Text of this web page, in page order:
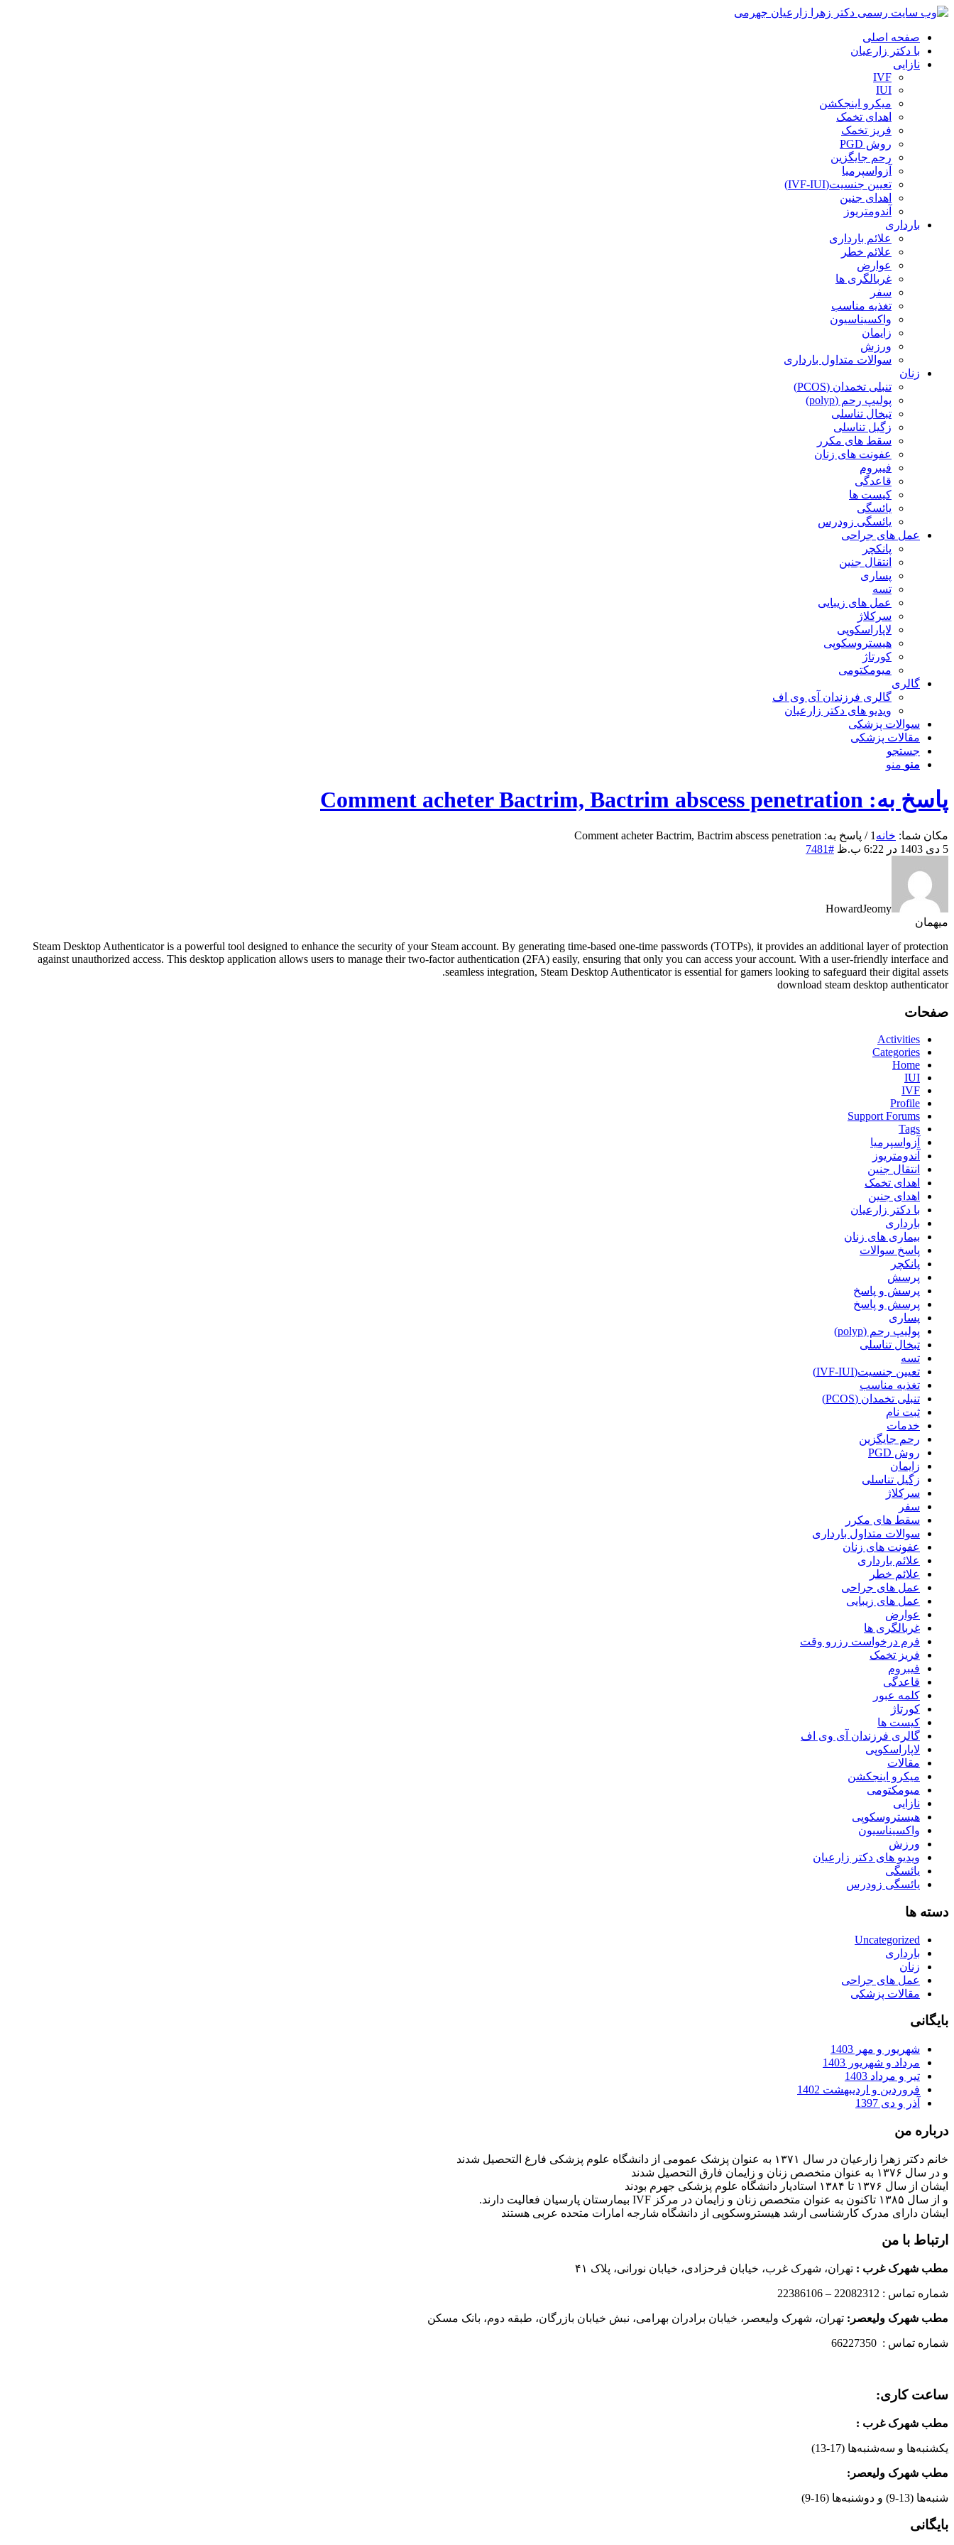
صفحه اصلی
با دکتر زارعیان
نازایی
IVF
IUI
میکرو اینجکشن
اهدای تخمک
فریز تخمک
روش PGD
رحم جایگزین
آزواسپرمیا
تعیین جنسیت(IVF-IUI)
اهدای جنین
آندومتریوز
بارداری
علائم بارداری
علائم خطر
عوارض
غربالگری ها
سفر
تغذیه مناسب
واکسیناسیون
زایمان
ورزش
سوالات متداول بارداری
زنان
تنبلی تخمدان (PCOS)
پولیپ رحم (polyp)
تبخال تناسلی
زگیل تناسلی
سقط های مکرر
عفونت های زنان
فیبروم
قاعدگی
کیست ها
یائسگی
یائسگی زودرس
عمل های جراحی
پانکچر
انتقال جنین
پساری
تسه
عمل های زیبایی
سرکلاژ
لاپاراسکوپی
هیستروسکوپی
کورتاژ
میومکتومی
گالری
گالری فرزندان آی وی اف
ویدیو های دکتر زارعیان
سوالات پزشکی
مقالات پزشکی
جستجو
منو منو
پاسخ به: Comment acheter Bactrim, Bactrim abscess penetration
مکان شما: خانه 1
/ پاسخ به: Comment acheter Bactrim, Bactrim abscess penetration
5 دی 1403 در 6:22 ب.ظ
#7481
HowardJeomy
میهمان
Steam Desktop Authenticator is a powerful tool designed to enhance the security of your Steam account. By generating time-based one-time passwords (TOTPs), it provides an additional layer of protection
against unauthorized access. This desktop application allows users to manage their two-factor authentication (2FA) easily, ensuring that only you can access your account. With a user-friendly interface and
seamless integration, Steam Desktop Authenticator is essential for gamers looking to safeguard their digital assets.
download steam desktop authenticator
صفحات
Activities
Categories
Home
IUI
IVF
Profile
Support Forums
Tags
آزواسپرمیا
آندومتریوز
انتقال جنین
اهدای تخمک
اهدای جنین
با دکتر زارعیان
بارداری
بیماری های زنان
پاسخ سوالات
پانکچر
پرسش
پرسش و پاسخ
پرسش و پاسخ
پساری
پولیپ رحم (polyp)
تبخال تناسلی
تسه
تعیین جنسیت(IVF-IUI)
تغذیه مناسب
تنبلی تخمدان (PCOS)
ثبت نام
خدمات
رحم جایگزین
روش PGD
زایمان
زگیل تناسلی
سرکلاژ
سفر
سقط های مکرر
سوالات متداول بارداری
عفونت های زنان
علائم بارداری
علائم خطر
عمل های جراحی
عمل های زیبایی
عوارض
غربالگری ها
فرم درخواست رزرو وقت
فریز تخمک
فیبروم
قاعدگی
کلمه عبور
کورتاژ
کیست ها
گالری فرزندان آی وی اف
لاپاراسکوپی
مقالات
میکرو اینجکشن
میومکتومی
نازایی
هیستروسکوپی
واکسیناسیون
ورزش
ویدیو های دکتر زارعیان
یائسگی
یائسگی زودرس
دسته ها
Uncategorized
بارداری
زنان
عمل های جراحی
مقالات پزشکی
بایگانی
شهریور و مهر 1403
مرداد و شهریور 1403
تیر و مرداد 1403
فروردین و اردیبهشت 1402
آذر و دی 1397
درباره من
خانم دکتر زهرا زارعیان در سال ۱۳۷۱ به عنوان پزشک عمومی از دانشگاه علوم پزشکی فارغ التحصیل شدند
و در سال ۱۳۷۶ به عنوان متخصص زنان و زایمان فارق التحصیل شدند
ایشان از سال ۱۳۷۶ تا ۱۳۸۴ استادیار دانشگاه علوم پزشکی جهرم بودند
و از سال ۱۳۸۵ تاکنون به عنوان متخصص زنان و زایمان در مرکز IVF بیمارستان پارسیان فعالیت دارند.
ایشان دارای مدرک کارشناسی ارشد هیستروسکوپی از دانشگاه شارجه امارات متحده عربی هستند
ارتباط با من
مطب شهرک غرب : تهران، شهرک غرب، خیابان فرحزادی، خیابان نورانی، پلاک ۴۱
شماره تماس : 22082312 – 22386106
مطب شهرک ولیعصر: تهران، شهرک ولیعصر، خیابان برادران بهرامی، نبش خیابان بازرگان، طبقه دوم، بانک مسکن
شماره تماس : 66227350
ساعت کاری:
مطب شهرک غرب :
یکشنبه‌ها و سه‌شنبه‌ها (17-13)
مطب شهرک ولیعصر:
شنبه‌ها (13-9) و دوشنبه‌ها (16-9)
بایگانی